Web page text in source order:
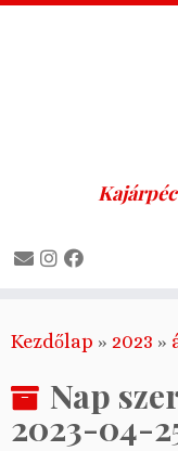
toKezdőlap » 2023 »
Nap
2023-04-